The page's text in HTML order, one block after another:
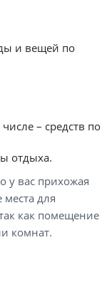
и вещей по
– средств по
отдыха.
у вас прихожая
для
как помещение
комнат.